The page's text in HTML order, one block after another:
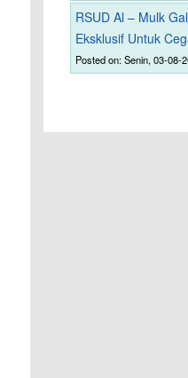
RSUD Al – Mulk
Eksklusif Untuk
Posted on: Senin, 03-08-